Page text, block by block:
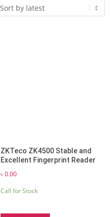
ZKTeco ZK4500 Stable and
Excellent Fingerprint Reader
৳0.00
Call for Stock